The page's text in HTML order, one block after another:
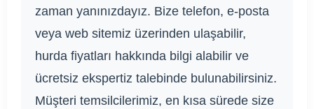
zaman yanınızdayız. Bize telefon, e-posta
veya web sitemiz üzerinden ulaşabilir,
hurda fiyatları hakkında bilgi alabilir ve
ücretsiz ekspertiz talebinde bulunabilirsiniz.
Müşteri temsilcilerimiz, en kısa sürede size